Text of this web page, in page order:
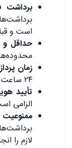
برداشت
است و
حداقل و
زمان
۲۴ ساعت کاری طول بکشد
تأیید
الزامی
لازم را